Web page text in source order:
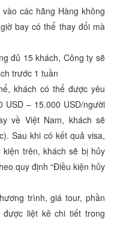
các hãng Hàng không
bay có thể thay đổi mà
đủ 15 khách, Công ty sẽ
trước 1 tuần
khách có thể được yêu
USD – 15.000 USD/người
về Việt Nam, khách sẽ
Sau khi có kết quả visa,
trên, khách sẽ bị hủy
quy định “Điều kiện hủy
trình, giá tour, phần
liệt kê chi tiết trong